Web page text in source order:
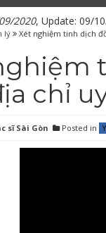
2020, Update: 09/
lý Xét nghiệm tinh dịch
chỉ
sĩ Sài Gòn Posted in